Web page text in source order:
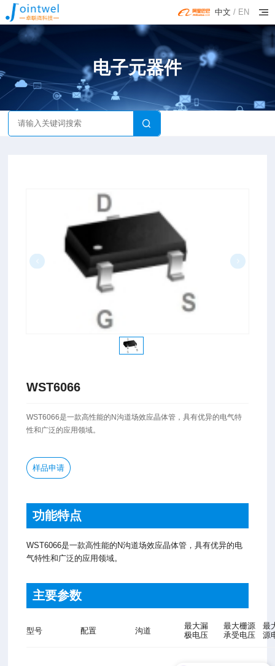
中文 / EN
电子元器件
WST6066
WST6066是一款高性能的N沟道场效应晶体管，具有优异的电气特
性和广泛的应用领域。
样品申请
功能特点
WST6066是一款高性能的N沟道场效应晶体管，具有优异的电
气特性和广泛的应用领域。
主要参数
型号 配置 沟道
最大漏
极电压
最大栅源
承受电压
最
源